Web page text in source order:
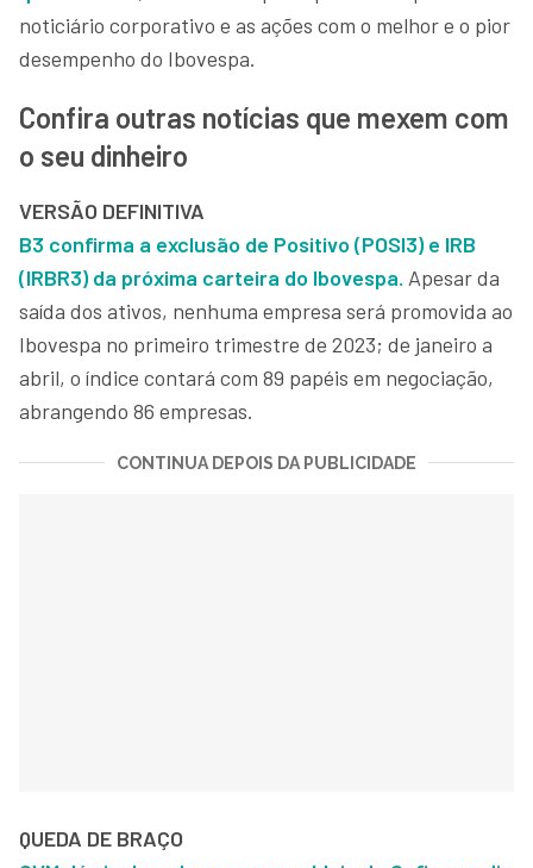
noticiário corporativo e as ações com o melhor e o pior
desempenho do Ibovespa.
Confira outras notícias que mexem com
o seu dinheiro
VERSÃO DEFINITIVA
B3 confirma a exclusão de Positivo (POSI3) e IRB
(IRBR3) da próxima carteira do Ibovespa. Apesar da
saída dos ativos, nenhuma empresa será promovida ao
Ibovespa no primeiro trimestre de 2023; de janeiro a
abril, o índice contará com 89 papéis em negociação,
abrangendo 86 empresas.
CONTINUA DEPOIS DA PUBLICIDADE
QUEDA DE BRAÇO